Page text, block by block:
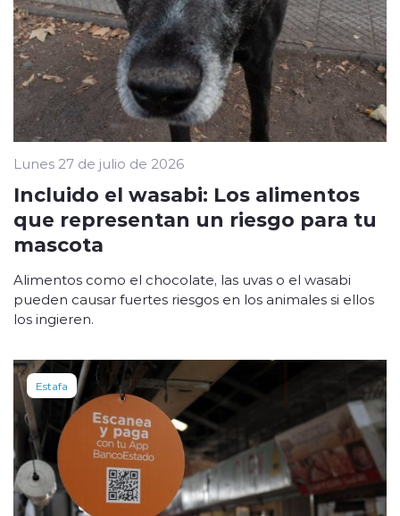
Lunes 27 de julio de 2026
Incluido el wasabi: Los alimentos
que representan un riesgo para tu
mascota
Alimentos como el chocolate, las uvas o el wasabi
pueden causar fuertes riesgos en los animales si ellos
los ingieren.
Estafa